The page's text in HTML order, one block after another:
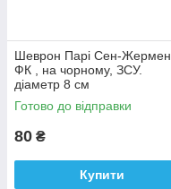
Шеврон Парі Сен-Жермен
ФК , на чорному, ЗСУ.
діаметр 8 см
Готово до відправки
80 ₴
Купити